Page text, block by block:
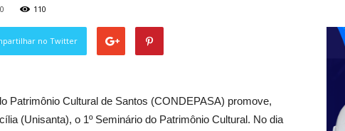
110
no Twitter
Patrimônio Cultural de Santos (CONDEPASA) promove,
(Unisanta), o 1º Seminário do Patrimônio Cultural. No dia